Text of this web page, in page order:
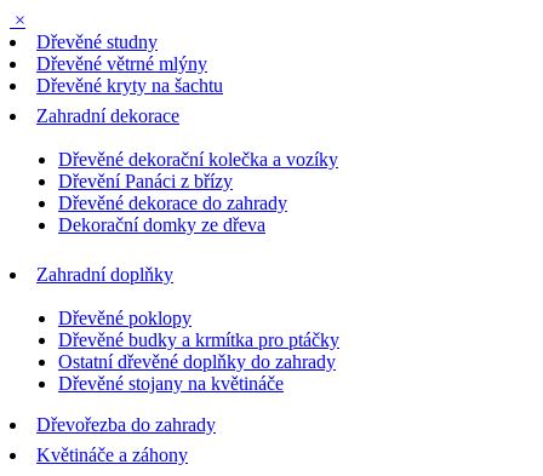
×
Dřevěné studny
Dřevěné větrné mlýny
Dřevěné kryty na šachtu
Zahradní dekorace
Dřevěné dekorační kolečka a vozíky
Dřevění Panáci z břízy
Dřevěné dekorace do zahrady
Dekorační domky ze dřeva
Zahradní doplňky
Dřevěné poklopy
Dřevěné budky a krmítka pro ptáčky
Ostatní dřevěné doplňky do zahrady
Dřevěné stojany na květináče
Dřevořezba do zahrady
Květináče a záhony